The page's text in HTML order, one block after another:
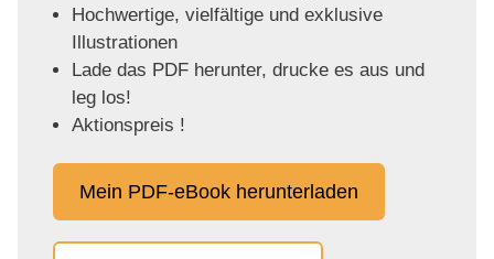
Hochwertige, vielfältige und exklusive
Illustrationen
Lade das PDF herunter, drucke es aus und
leg los!
Aktionspreis !
Mein PDF-eBook herunterladen